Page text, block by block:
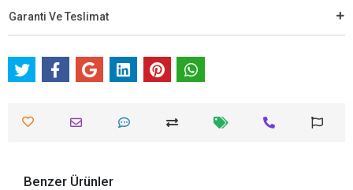
Garanti Ve Teslimat
Benzer Ürünler